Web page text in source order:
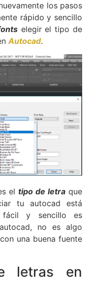
los pasos
rápido y sencillo
elegir el tipo de
Autocad.
eltipo de letra que
tu autocad está
fácil y sencillo es
no es algo
una buena fuente
letras en